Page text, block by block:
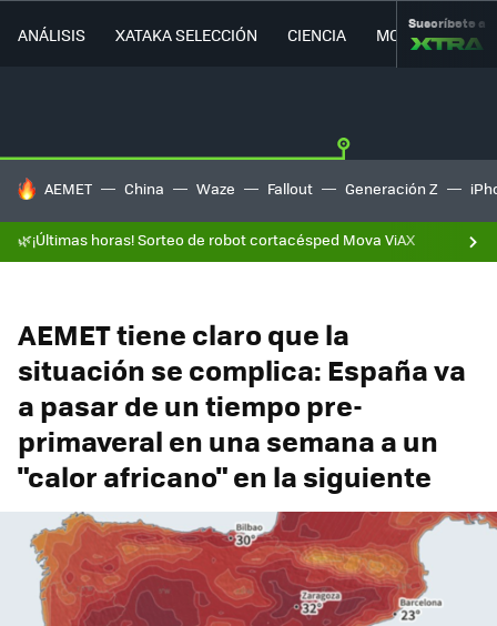
ANÁLISIS XATAKA SELECCIÓN CIENCIA MOVILIDAD
Suscríbete a
HOY SE HABLA DE
AEMET China Waze Fallout Generación Z
🌿¡Últimas horas! Sorteo de robot cortacésped Mova ViAX
AEMET tiene claro que la
situación se complica: España va
a pasar de un tiempo pre-
primaveral en una semana a un
"calor africano" en la siguiente